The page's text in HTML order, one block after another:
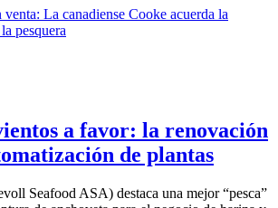
a favor: la renovación
de plantas
Seafood ASA) destaca una mejor “pesca”